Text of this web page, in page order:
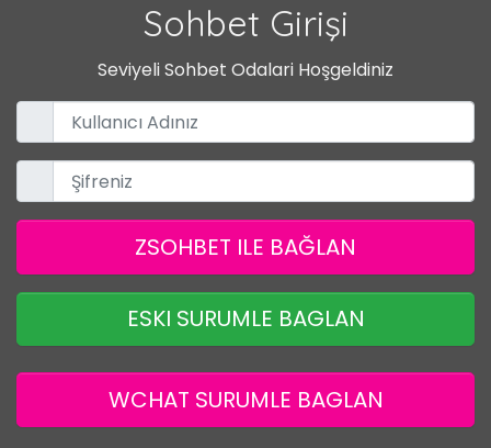
Sohbet Girişi
Seviyeli Sohbet Odalari Hoşgeldiniz
ZSOHBET ILE BAĞLAN
ESKI SURUMLE BAGLAN
WCHAT SURUMLE BAGLAN